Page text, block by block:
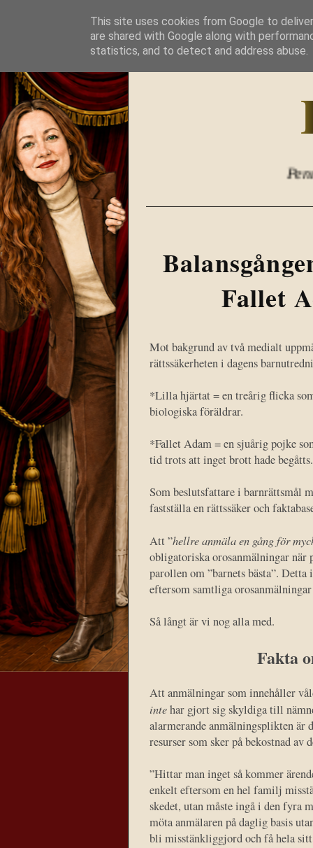
Fallet
Mot bakgrund av två medialt
rättssäkerheten i dagens
*Lilla hjärtat = en treårig flicka
biologiska föräldrar.
*Fallet Adam = en sjuårig pojke
tid trots att inget brott hade begåtts.
Som beslutsfattare i barnrättsmål
fastställa en rättssäker och
Att ”hellre anmäla en gång för
obligatoriska orosanmälningar
parollen om ”barnets bästa”.
eftersom samtliga
Så långt är vi nog alla med.
Fakta
Att anmälningar som innehåller
intehar gjort sig skyldiga till
alarmerande anmälningsplikten är
resurser som sker på bekostnad
”Hittar man inget så kommer
enkelt eftersom en hel familj
skedet, utan måste ingå i den fyra
möta anmälaren på daglig basis
bli misstänkliggjord och få hela
This site uses cookies from Google to
are shared with Google along with
statistics, and to detect and address abuse.